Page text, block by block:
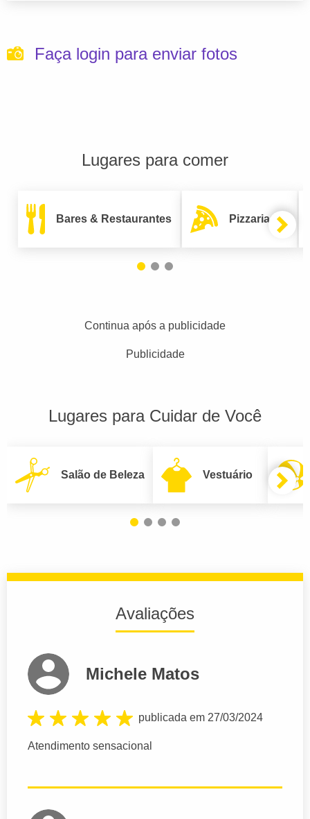
Faça login para enviar fotos
Lugares para comer
Bares & Restaurantes Pizzarias
Continua após a publicidade
Publicidade
Lugares para Cuidar de Você
Salão de Beleza Vestuário
Avaliações
Michele Matos
publicada em 27/03/2024
Atendimento sensacional